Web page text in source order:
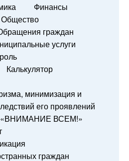
Финансы
Общество
граждан
услуги
Калькулятор
минимизация и
его проявлений
«ВНИМАНИЕ ВСЕМ!»
граждан